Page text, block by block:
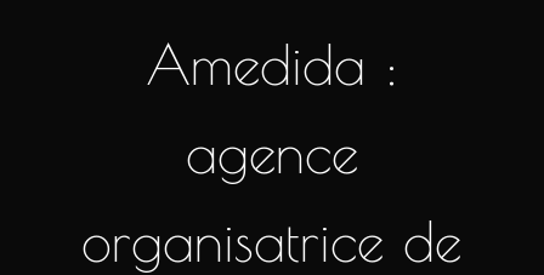
Amedida :
agence
organisatrice de